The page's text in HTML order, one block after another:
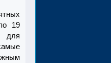
19
для